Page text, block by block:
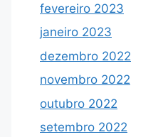
fevereiro 2023
janeiro 2023
dezembro 2022
novembro 2022
outubro 2022
setembro 2022